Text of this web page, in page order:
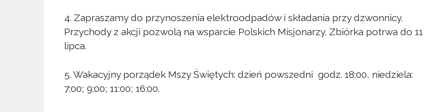
4. Zapraszamy do przynoszenia elektroodpadów i składania przy dzwonnicy.
Przychody z akcji pozwolą na wsparcie Polskich Misjonarzy. Zbiórka potrwa do 11
lipca.
5. Wakacyjny porządek Mszy Świętych: dzień powszedni godz. 18:00, niedziela:
7:00; 9:00; 11:00; 16:00.